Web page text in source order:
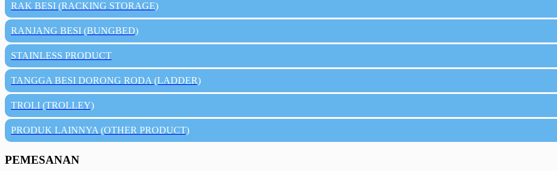
RAK BESI (RACKING STORAGE)
RANJANG BESI (BUNGBED)
STAINLESS PRODUCT
TANGGA BESI DORONG RODA (LADDER)
TROLI (TROLLEY)
PRODUK LAINNYA (OTHER PRODUCT)
PEMESANAN